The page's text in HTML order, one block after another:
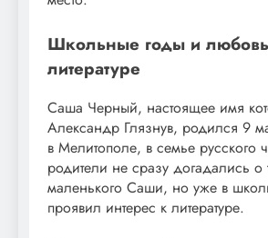
Школьные годы и
литературе
Саша Черный, настоящее имя
Александр Глязнув, родился 9
в Мелитополе, в семье русского
родители не сразу догадались о
маленького Саши, но уже в
проявил интерес к литературе.